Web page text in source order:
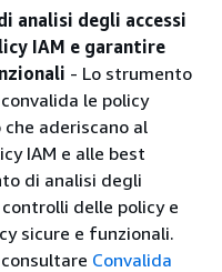
analisi degli accessi
IAM e garantire
- Lo strumento
le policy
aderiscano al
IAM e alle best
di analisi degli
delle policy e
sicure e funzionali.
Convalida